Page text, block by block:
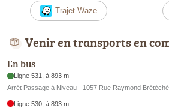
Trajet Waze
Venir en transports en
En bus
Ligne 531, à 893 m
Arrêt Passage à Niveau - 1057 Rue Raymond Brétéché
Ligne 530, à 893 m